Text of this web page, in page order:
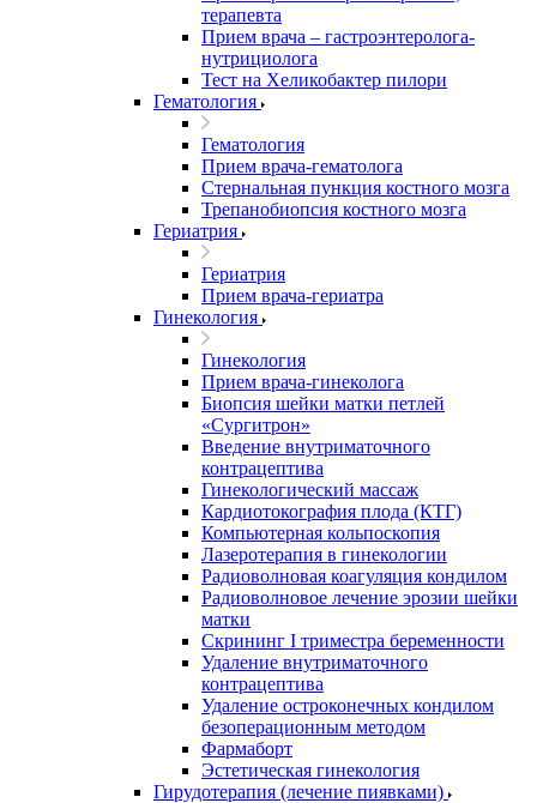
терапевта
Прием врача – гастроэнтеролога-
нутрициолога
Тест на Хеликобактер пилори
Гематология
Гематология
Прием врача-гематолога
Стернальная пункция костного мозга
Трепанобиопсия костного мозга
Гериатрия
Гериатрия
Прием врача-гериатра
Гинекология
Гинекология
Прием врача-гинеколога
Биопсия шейки матки петлей
«Сургитрон»
Введение внутриматочного
контрацептива
Гинекологический массаж
Кардиотокография плода (КТГ)
Компьютерная кольпоскопия
Лазеротерапия в гинекологии
Радиоволновая коагуляция кондилом
Радиоволновое лечение эрозии шейки
матки
Скрининг I триместра беременности
Удаление внутриматочного
контрацептива
Удаление остроконечных кондилом
безоперационным методом
Фармаборт
Эстетическая гинекология
Гирудотерапия (лечение пиявками)